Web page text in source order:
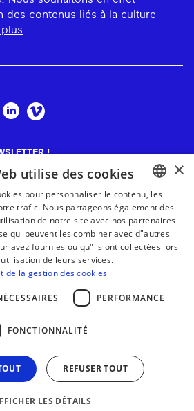
des contenus liés à la culture
!
LÉGALES
BASQUE
FRENCH
×
utilise des cookies
pour personnaliser le contenu, les
trafic. Nous partageons également des
de notre site avec nos partenaires
qui peuvent les combiner avec d"autres
avez fournies ou qu"ils ont collectées lors
de leurs services.
de la gestion des cookies
PERFORMANCE
FONCTIONNALITÉ
REFUSER TOUT
LES DÉTAILS